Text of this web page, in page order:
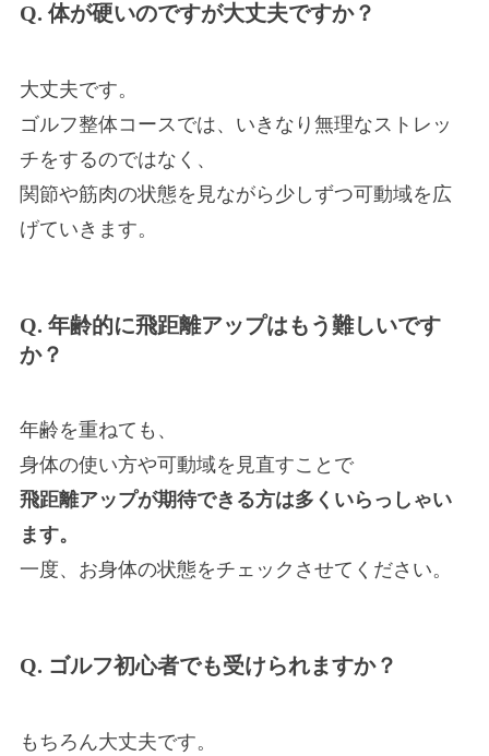
Q. 体が硬いのですが大丈夫ですか？
大丈夫です。
ゴルフ整体コースでは、いきなり無理なストレッ
チをするのではなく、
関節や筋肉の状態を見ながら少しずつ可動域を広
げていきます。
Q. 年齢的に飛距離アップはもう難しいです
か？
年齢を重ねても、
身体の使い方や可動域を見直すことで
飛距離アップが期待できる方は多くいらっしゃい
ます。
一度、お身体の状態をチェックさせてください。
Q. ゴルフ初心者でも受けられますか？
もちろん大丈夫です。